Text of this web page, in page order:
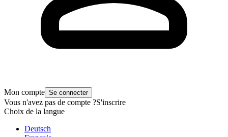
Mon compte Se connecter
Vous n'avez pas de compte ?S'inscrire
Choix de la langue
Deutsch